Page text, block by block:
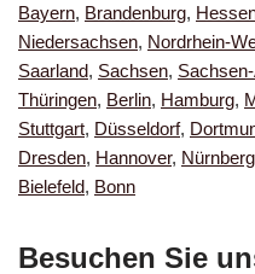
Bayern, Brandenburg,
Niedersachsen, Nordrhein-
Saarland, Sachsen,
Thüringen, Berlin, Hamburg,
Stuttgart, Düsseldorf,
Dresden, Hannover, Nürnberg
Bielefeld, Bonn
Besuchen Sie